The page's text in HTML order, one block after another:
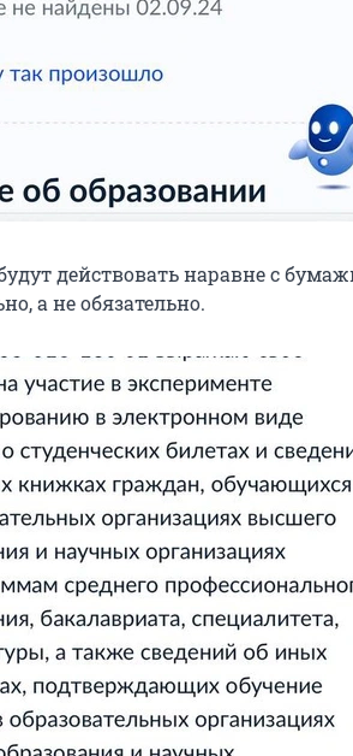
действовать наравне с
а не обязательно.